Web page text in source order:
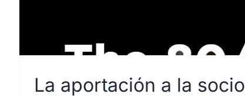
La aportación a la